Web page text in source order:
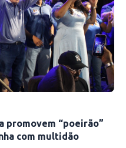
promovem “poeirão”
com multidão